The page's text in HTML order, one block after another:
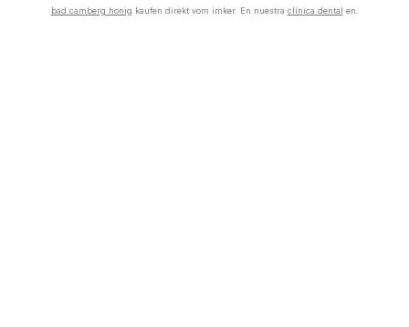
bad camberg honig kaufen direkt vom imker. En nuestra clínica dental en.